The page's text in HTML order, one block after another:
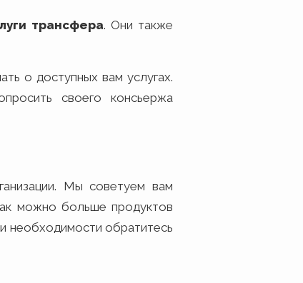
трансфера. Они также
о доступных вам услугах.
своего консьержа
Мы советуем вам
можно больше продуктов
необходимости обратитесь